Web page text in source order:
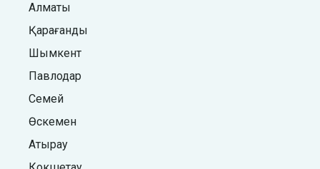
Алматы
Қарағанды
Шымкент
Павлодар
Семей
Өскемен
Атырау